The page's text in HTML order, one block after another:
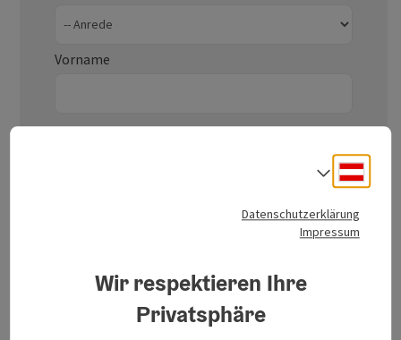
Vorname
Themen wählen
Datenschutzerklärung
Impressum
Wir respektieren Ihre
Privatsphäre